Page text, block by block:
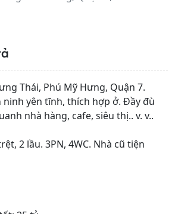
Thái, Phú Mỹ Hưng, Quận 7.
ninh yên tĩnh, thích hợp ở. Đầy đù
nhà hàng, cafe, siêu thị.. v. v..
2 lầu. 3PN, 4WC. Nhà cũ tiện